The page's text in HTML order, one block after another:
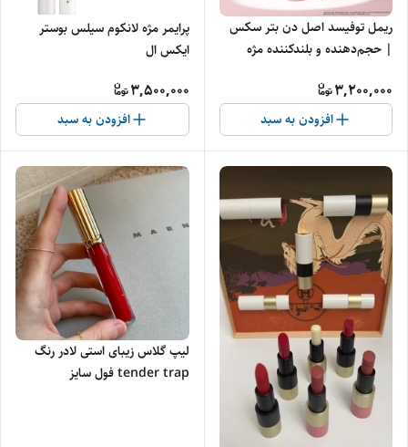
ریمل توفیسد اصل دن بتر سکس
| حجم‌دهنده و بلندکننده مژه
3,200,000
افزودن به سبد
پرایمر مژه لانکوم سیلس بوستر
ایکس ال
3,500,000
افزودن به سبد
لیپ گلاس زیبای استی لادر رنگ
tender trap فول سایز